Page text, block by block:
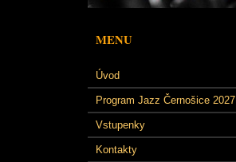
MENU
Úvod
Program Jazz Černošice 2027
Vstupenky
Kontakty